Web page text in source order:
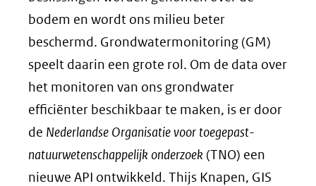
bodem en wordt ons milieu beter
beschermd. Grondwatermonitoring (GM)
speelt daarin een grote rol. Om de data over
het monitoren van ons grondwater
efficiënter beschikbaar te maken, is er door
de Nederlandse Organisatie voor toegepast-
natuurwetenschappelijk onderzoek (TNO) een
nieuwe API ontwikkeld. Thijs Knapen, GIS